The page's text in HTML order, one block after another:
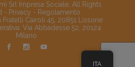
Srl Impresa Sociale, All Rights
- Privacy - Regolamento
Fratelli Cairoli 45, 20851 Lissone
Via Abbadesse 52, 20124
Milano
ITA